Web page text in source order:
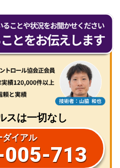
有
スは一切なし
ダイアル
713